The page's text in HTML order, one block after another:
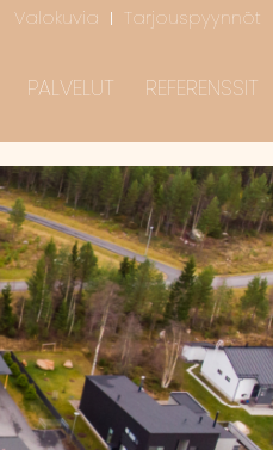
Valokuvia Tarjouspyynnöt
PALVELUT REFERENSSIT